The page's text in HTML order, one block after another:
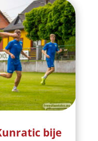
bije